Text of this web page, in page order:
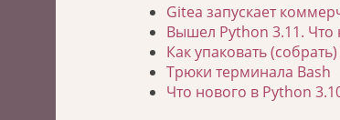
Gitea запускает
Вышел Python 3.11. Что
Как упаковать
Трюки терминала Bash
Что нового в Python